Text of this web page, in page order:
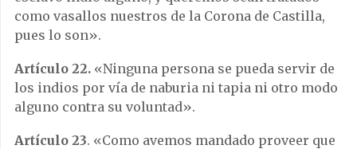
como vasallos nuestros de la Corona de Castilla,
pues lo son».
Artículo 22. «Ninguna persona se pueda servir de
los indios por vía de naburia ni tapia ni otro modo
alguno contra su voluntad».
Artículo 23. «Como avemos mandado proveer que